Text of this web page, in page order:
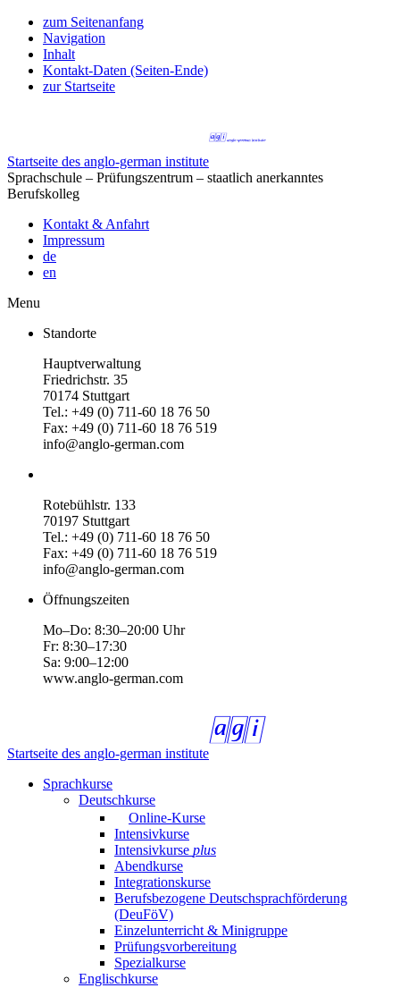
zum Seitenanfang
Navigation
Inhalt
Kontakt-Daten (Seiten-Ende)
zur Startseite
Startseite des anglo-german institute
Sprachschule – Prüfungszentrum – staatlich anerkanntes
Berufskolleg
Kontakt & Anfahrt
Impressum
de
en
Menu
Standorte
Hauptverwaltung
Friedrichstr. 35
70174 Stuttgart
Tel.: +49 (0) 711-60 18 76 50
Fax: +49 (0) 711-60 18 76 519
info@anglo-german.com
Rotebühlstr. 133
70197 Stuttgart
Tel.: +49 (0) 711-60 18 76 50
Fax: +49 (0) 711-60 18 76 519
info@anglo-german.com
Öffnungszeiten
Mo–Do: 8:30–20:00 Uhr
Fr: 8:30–17:30
Sa: 9:00–12:00
www.anglo-german.com
Startseite des anglo-german institute
Sprachkurse
Deutschkurse
Online-Kurse
Intensivkurse
Intensivkurse plus
Abendkurse
Integrationskurse
Berufsbezogene Deutschsprachförderung
(DeuFöV)
Einzelunterricht & Minigruppe
Prüfungsvorbereitung
Spezialkurse
Englischkurse